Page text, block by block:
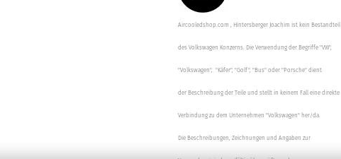
Aircooledshop.com , Hintersberger Joachim ist kein Bestandteil
des Volkswagen Konzerns. Die Verwendung der Begriffe "VW",
"Volkswagen", "Käfer", "Golf", "Bus" oder "Porsche" dient
der Beschreibung der Teile und stellt in keinem Fall eine direkte
Verbindung zu dem Unternehmen "Volkswagen" her/da.
Die Beschreibungen, Zeichnungen und Angaben zur